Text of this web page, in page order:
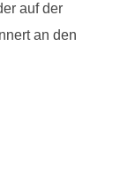
auf der
an den